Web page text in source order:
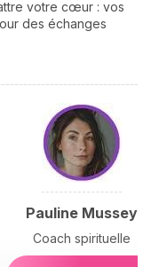
votre cœur : vos
des échanges
Pauline Mussey
Coach spirituelle